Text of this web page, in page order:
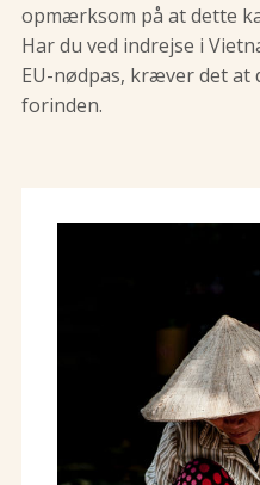
opmærksom på at dette
Har du ved indrejse i
EU-nødpas, kræver det at
forinden.